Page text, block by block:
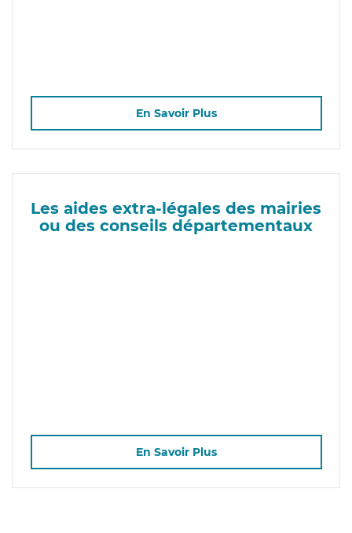
En Savoir Plus
Les aides extra-légales des mairies
ou des conseils départementaux
En Savoir Plus